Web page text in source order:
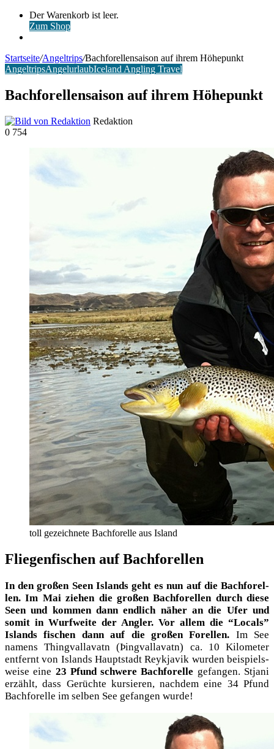
Warenkorb
ansehen
Der Warenkorb ist leer.
Zum Shop
Startseite/Angeltrips/Bachforellensaison auf ihrem Höhepunkt
AngeltripsAngelurlaubIceland Angling Travel
Bachforellensaison auf ihrem Höhepunkt
Redaktion
0 754
toll gezeichnete Bachforelle aus Island
Fliegenfischen auf Bachforellen
In den gro­ßen Seen Islands geht es nun auf die Bach­fo­rel­
len. Im Mai zie­hen die gro­ßen Bach­fo­rel­len durch die­se
Seen und kom­men dann end­lich näher an die Ufer und
somit in Wurf­wei­te der Ang­ler. Vor allem die “Locals”
Islands fischen dann auf die gro­ßen Forel­len. Im See
namens Thing­val­lava­tn (Þing­val­lava­tn) ca. 10 Kilo­me­ter
ent­fernt von Islands Haupt­stadt Reykja­vik wur­den bei­spiels­
wei­se eine 23 Pfund schwe­re Bach­fo­rel­le gefan­gen. Stja­ni
erzählt, dass Gerüch­te kur­sie­ren, nach­dem eine 34 Pfund
Bach­fo­rel­le im sel­ben See gefan­gen wurde!